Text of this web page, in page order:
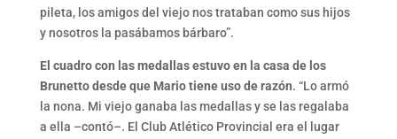
pileta, los amigos del viejo nos trataban como sus hijos
y nosotros la pasábamos bárbaro”.
El cuadro con las medallas estuvo en la casa de los
Brunetto desde que Mario tiene uso de razón. “Lo armó
la nona. Mi viejo ganaba las medallas y se las regalaba
a ella –contó–. El Club Atlético Provincial era el lugar